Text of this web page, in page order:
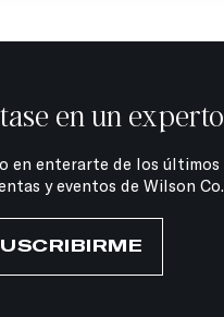
en un experto
en enterarte de los últimos
y eventos de Wilson Co.